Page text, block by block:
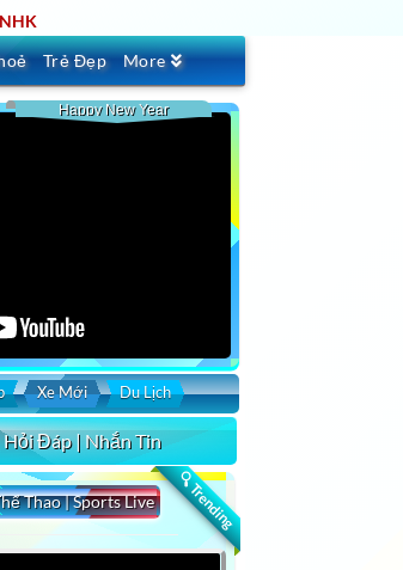
NHK
Trẻ Đẹp More
Happy New Year
Xe Mới Du Lịch
Hỏi Đáp | Nhắn Tin
🔍 Trending
Thao | Sports Live